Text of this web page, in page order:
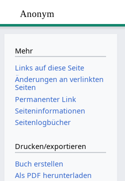
Anonym
Mehr
Links auf diese Seite
Änderungen an verlinkten
Seiten
Permanenter Link
Seiten­­informationen
Seitenlogbücher
Drucken/­exportieren
Buch erstellen
Als PDF herunterladen